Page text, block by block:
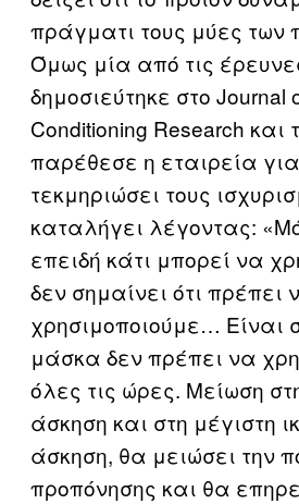
πράγματι τους μύες των
Όμως μία από τις
δημοσιεύτηκε στο Journal
Conditioning Research και
παρέθεσε η εταιρεία
τεκμηριώσει τους
καταλήγει λέγοντας:
επειδή κάτι μπορεί να
δεν σημαίνει ότι πρέπει
χρησιμοποιούμε… Είναι
μάσκα δεν πρέπει να
όλες τις ώρες. Μείωση
άσκηση και στη μέγιστη
άσκηση, θα μειώσει την
προπόνησης και θα